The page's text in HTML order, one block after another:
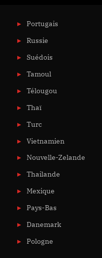
Portugais
Russie
Suédois
Tamoul
Télougou
Thaï
Turc
Vietnamien
Nouvelle-Zelande
Thailande
Mexique
Pays-Bas
Danemark
Pologne